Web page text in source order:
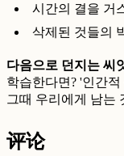
시간의 결을 거
삭제된 것들의
다음으로 던지는 씨
학습한다면? '인간
그때 우리에게 남는
评论